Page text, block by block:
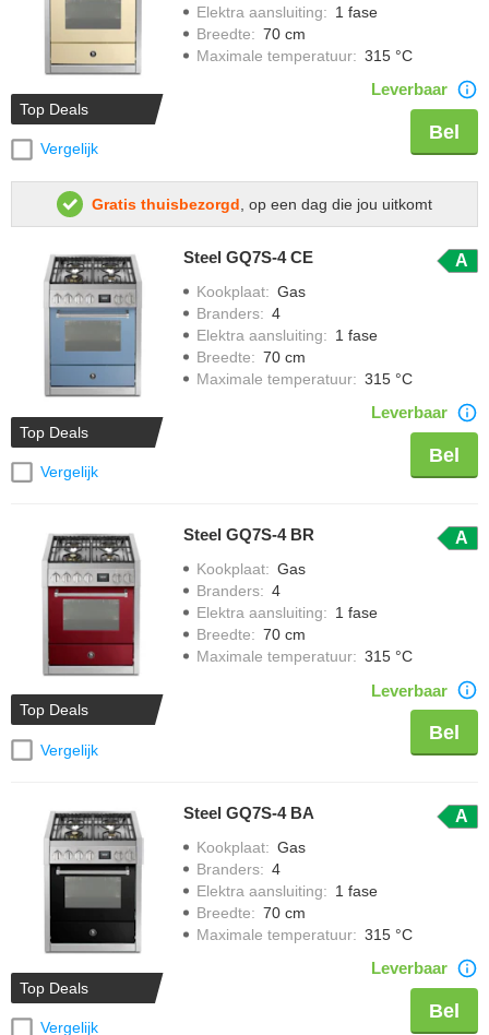
Top Deals
Vergelijk
Elektra aansluiting: 1 fase
Breedte: 70 cm
Maximale temperatuur: 315 °C
Leverbaar
Bel
Gratis thuisbezorgd , op een dag die jou uitkomt
Top Deals
Vergelijk
Steel GQ7S-4 CE A
Kookplaat: Gas
Branders: 4
Elektra aansluiting: 1 fase
Breedte: 70 cm
Maximale temperatuur: 315 °C
Leverbaar
Bel
Top Deals
Vergelijk
Steel GQ7S-4 BR A
Kookplaat: Gas
Branders: 4
Elektra aansluiting: 1 fase
Breedte: 70 cm
Maximale temperatuur: 315 °C
Leverbaar
Bel
Top Deals
Vergelijk
Steel GQ7S-4 BA A
Kookplaat: Gas
Branders: 4
Elektra aansluiting: 1 fase
Breedte: 70 cm
Maximale temperatuur: 315 °C
Leverbaar
Bel